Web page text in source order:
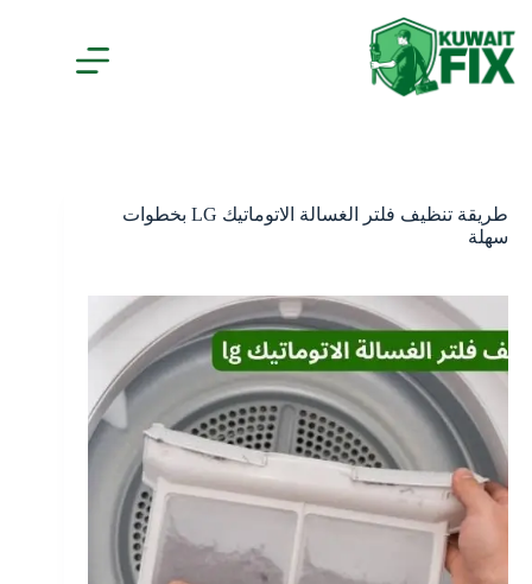
إلى
المحتوى
طريقة تنظيف فلتر الغسالة الاتوماتيك LG بخطوات
سهلة